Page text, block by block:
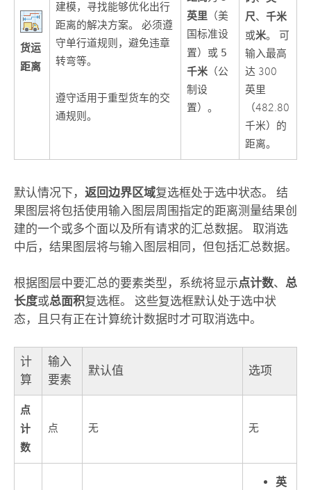
货运
距离
建模，寻找能够优化出行
距离的解决方案。 必须遵
守单行道规则，避免违章
转弯等。
遵守适用于重型货车的交
通规则。
英里 （美
国标准设
置）或 5
千米 （公
制设
置）。
尺、千米
或米。 可
输入最高
达 300
英里
（482.80
千米）的
距离。
默认情况下， 返回边界区域复选框处于选中状态。 结
果图层将包括使用输入图层周围指定的距离测量结果创
建的一个或多个面以及所有请求的汇总数据。 取消选
中后，结果图层将与输入图层相同，但包括汇总数据。
根据图层中要汇总的要素类型，系统将显示点计数、 总
长度或总面积复选框。 这些复选框默认处于选中状
态，且只有正在计算统计数据时才可取消选中。
计
算
输入
要素
默认值 选项
点
计
数
点 无 无
英